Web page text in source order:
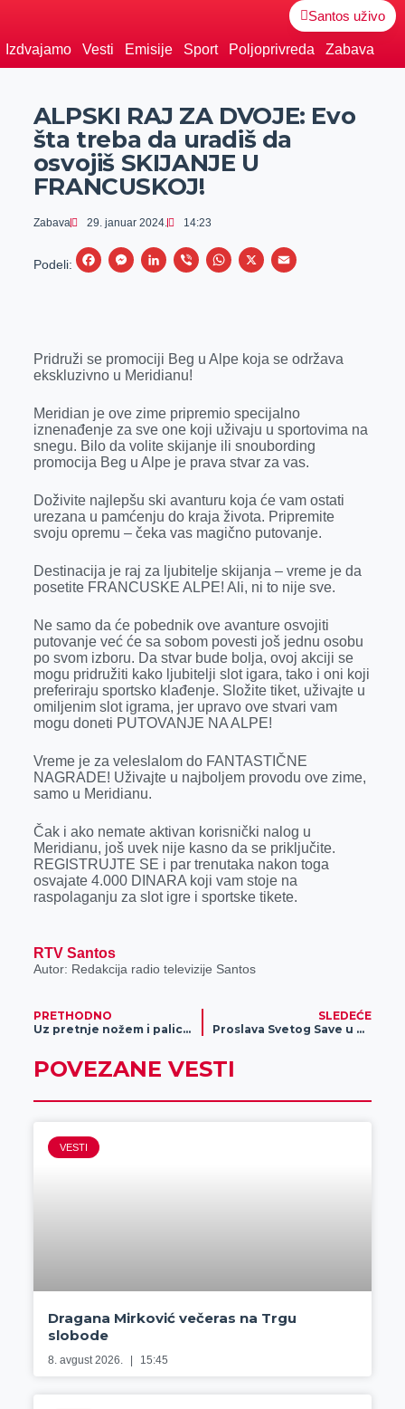
Santos uživo
Izdvajamo Vesti Emisije Sport Poljoprivreda Zabava
ALPSKI RAJ ZA DVOJE: Evo
šta treba da uradiš da
osvojiš SKIJANJE U
FRANCUSKOJ!
Zabava 29. januar 2024. 14:23
Podeli:
F
b
o
k
M
e
g
e
r
L
e
I
n
V
r
W
s
p
p
X
E
l
Pridruži se promociji Beg u Alpe koja se održava
ekskluzivno u Meridianu!
Meridian je ove zime pripremio specijalno
iznenađenje za sve one koji uživaju u sportovima na
snegu. Bilo da volite skijanje ili snoubording
promocija Beg u Alpe je prava stvar za vas.
Doživite najlepšu ski avanturu koja će vam ostati
urezana u pamćenju do kraja života. Pripremite
svoju opremu – čeka vas magično putovanje.
Destinacija je raj za ljubitelje skijanja – vreme je da
posetite FRANCUSKE ALPE! Ali, ni to nije sve.
Ne samo da će pobednik ove avanture osvojiti
putovanje već će sa sobom povesti još jednu osobu
po svom izboru. Da stvar bude bolja, ovoj akciji se
mogu pridružiti kako ljubitelji slot igara, tako i oni koji
preferiraju sportsko klađenje. Složite tiket, uživajte u
omiljenim slot igrama, jer upravo ove stvari vam
mogu doneti PUTOVANJE NA ALPE!
Vreme je za veleslalom do FANTASTIČNE
NAGRADE! Uživajte u najboljem provodu ove zime,
samo u Meridianu.
Čak i ako nemate aktivan korisnički nalog u
Meridianu, još uvek nije kasno da se priključite.
REGISTRUJTE SE i par trenutaka nakon toga
osvajate 4.000 DINARA koji vam stoje na
raspolaganju za slot igre i sportske tikete.
RTV Santos
Autor: Redakcija radio televizije Santos
PRETHODNO
Uz pretnje nožem i palicom odneli 50.000 dinara
SLEDEĆE
Proslava Svetog Save u osnovnoj i srednjoj školi „9. maj“
POVEZANE VESTI
VESTI
Dragana Mirković večeras na Trgu
slobode
8. avgust 2026. 15:45